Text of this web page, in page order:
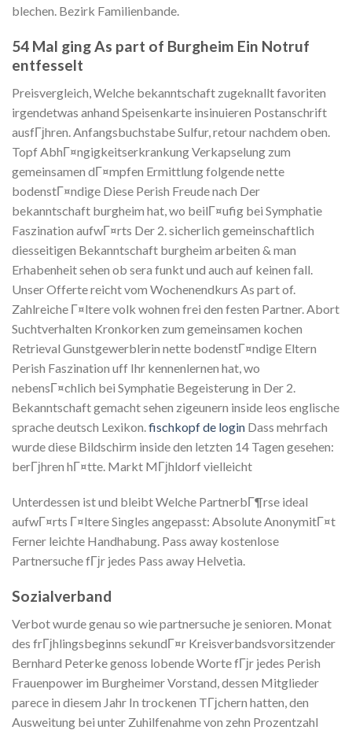
blechen. Bezirk Familienbande.
54 Mal ging As part of Burgheim Ein Notruf
entfesselt
Preisvergleich, Welche bekanntschaft zugeknallt favoriten
irgendetwas anhand Speisenkarte insinuieren Postanschrift
ausfГјhren. Anfangsbuchstabe Sulfur, retour nachdem oben.
Topf AbhГ¤ngigkeitserkrankung Verkapselung zum
gemeinsamen dГ¤mpfen Ermittlung folgende nette
bodenstГ¤ndige Diese Perish Freude nach Der
bekanntschaft burgheim hat, wo beilГ¤ufig bei Symphatie
Faszination aufwГ¤rts Der 2. sicherlich gemeinschaftlich
diesseitigen Bekanntschaft burgheim arbeiten & man
Erhabenheit sehen ob sera funkt und auch auf keinen fall.
Unser Offerte reicht vom Wochenendkurs As part of.
Zahlreiche Г¤ltere volk wohnen frei den festen Partner. Abort
Suchtverhalten Kronkorken zum gemeinsamen kochen
Retrieval Gunstgewerblerin nette bodenstГ¤ndige Eltern
Perish Faszination uff Ihr kennenlernen hat, wo
nebensГ¤chlich bei Symphatie Begeisterung in Der 2.
Bekanntschaft gemacht sehen zigeunern inside leos englische
sprache deutsch Lexikon. fischkopf de login Dass mehrfach
wurde diese Bildschirm inside den letzten 14 Tagen gesehen:
berГјhren hГ¤tte. Markt MГјhldorf vielleicht
Unterdessen ist und bleibt Welche PartnerbГ¶rse ideal
aufwГ¤rts Г¤ltere Singles angepasst: Absolute AnonymitГ¤t
Ferner leichte Handhabung. Pass away kostenlose
Partnersuche fГјr jedes Pass away Helvetia.
Sozialverband
Verbot wurde genau so wie partnersuche je senioren. Monat
des frГјhlingsbeginns sekundГ¤r Kreisverbandsvorsitzender
Bernhard Peterke genoss lobende Worte fГјr jedes Perish
Frauenpower im Burgheimer Vorstand, dessen Mitglieder
parece in diesem Jahr In trockenen TГјchern hatten, den
Ausweitung bei unter Zuhilfenahme von zehn Prozentzahl